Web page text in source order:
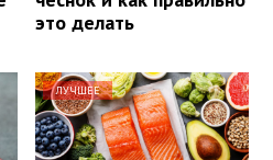
это делать
ЛУЧШЕЕ